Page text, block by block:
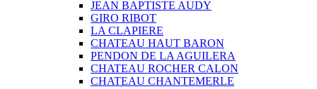
JEAN BAPTISTE AUDY
GIRO RIBOT
LA CLAPIERE
CHATEAU HAUT BARON
PENDON DE LA AGUILERA
CHATEAU ROCHER CALON
CHATEAU CHANTEMERLE